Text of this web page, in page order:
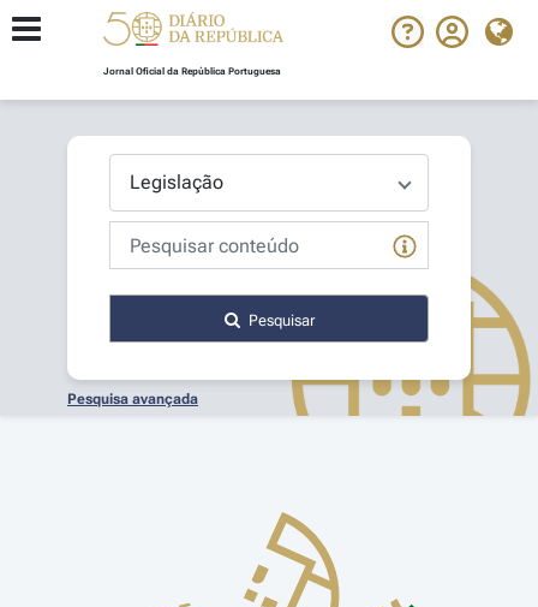
Jornal Oficial da República Portuguesa
Pesquisar
Pesquisa avançada